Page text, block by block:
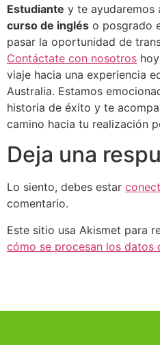
Estudiante y te ayudaremos
curso de inglés o posgrado
pasar la oportunidad de
Contáctate con nosotros
viaje hacia una experiencia
Australia. Estamos
historia de éxito y te
camino hacia tu realización
Deja una
Lo siento, debes estar
comentario.
Este sitio usa Akismet para
cómo se procesan los datos